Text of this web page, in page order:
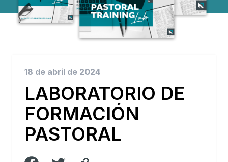
18 de abril de 2024
LABORATORIO DE
FORMACIÓN
PASTORAL